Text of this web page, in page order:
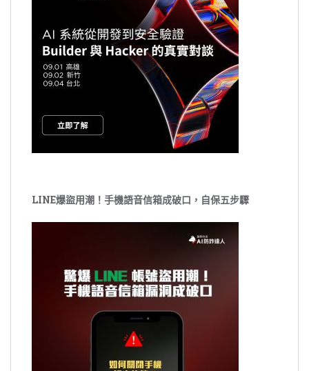
LINE爆盜用潮！手機語音信箱成破口，自保五步驟